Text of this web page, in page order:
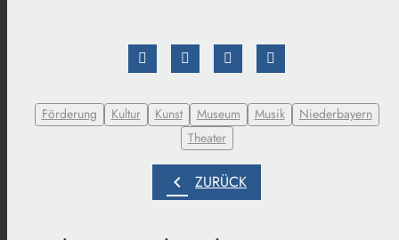
Förderung Kultur Kunst Museum Musik
Niederbayern
Theater
chevron_left ZURÜCK